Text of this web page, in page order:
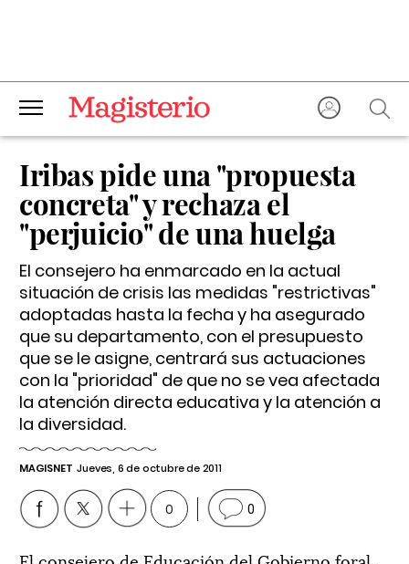
Iribas pide una "propuesta
concreta" y rechaza el
"perjuicio" de una huelga
El consejero ha enmarcado en la actual
situación de crisis las medidas "restrictivas"
adoptadas hasta la fecha y ha asegurado
que su departamento, con el presupuesto
que se le asigne, centrará sus actuaciones
con la "prioridad" de que no se vea afectada
la atención directa educativa y la atención a
la diversidad.
MAGISNET Jueves, 6 de octubre de 2011
0 0